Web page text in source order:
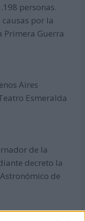
personas.
por la
Primera Guerra
Aires
Esmeralda
de la
decreto la
de